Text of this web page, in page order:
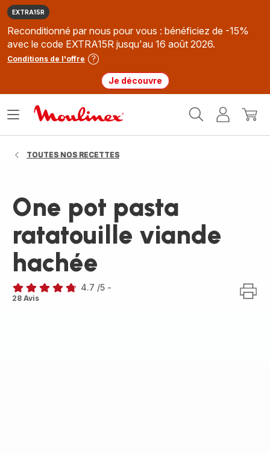
EXTRA15R
Reconditionné par nous pour vous : bénéficiez de -15%
avec le code EXTRA15R jusqu'au 16 août 2026.
Conditions de l'offre
Je découvre
MonMon
Ouvrir
TOUTES NOS RECETTES
One pot pasta
ratatouille viande
hachée
ratings.4.7
4.7 /5 -
28 Avis